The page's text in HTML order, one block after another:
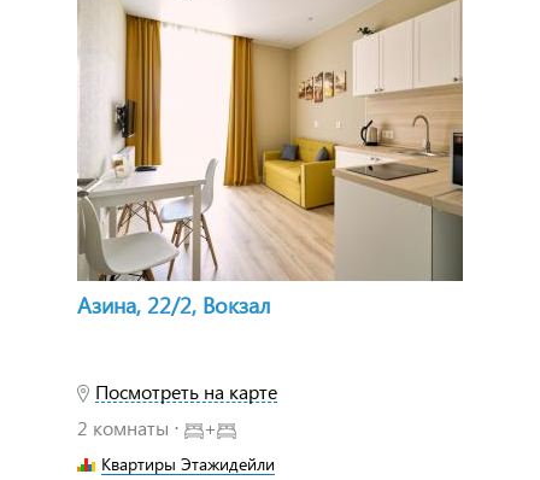
Азина, 22/2, Вокзал
Посмотреть на карте
2 комнаты ⋅
+
Квартиры Этажидейли